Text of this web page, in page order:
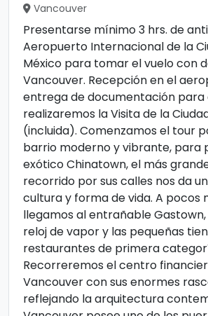
Vancouver
Presentarse mínimo 3 hrs. de
Aeropuerto Internacional de la
México para tomar el vuelo con
Vancouver. Recepción en el
entrega de documentación para
realizaremos la Visita de la
(incluida). Comenzamos el tour
barrio moderno y vibrante, para
exótico Chinatown, el más
recorrido por sus calles nos da
cultura y forma de vida. A pocos
llegamos al entrañable
reloj de vapor y las pequeñas
restaurantes de primera
Recorreremos el centro
Vancouver con sus enormes
reflejando la arquitectura